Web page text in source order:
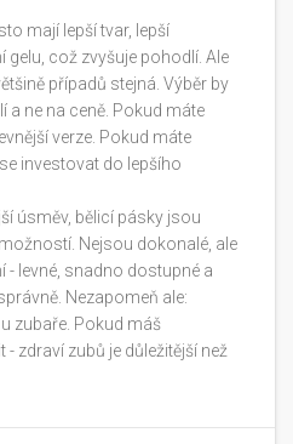
mají lepší tvar, lepší
gelu, což zvyšuje pohodlí. Ale
případů stejná. Výběr by
a ne na ceně. Pokud máte
verze. Pokud máte
investovat do lepšího
úsměv, bělicí pásky jsou
Nejsou dokonalé, ale
levné, snadno dostupné a
Nezapomeň ale:
zubaře. Pokud máš
zdraví zubů je důležitější než